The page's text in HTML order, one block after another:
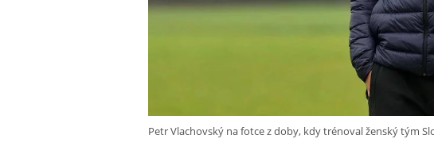
Petr Vlachovský na fotce z doby, kdy trénoval ženský tým